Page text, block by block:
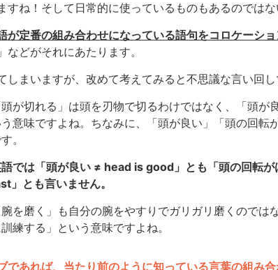
すね！そして日常的に使っているものもあるのではな
が定番の組み合わせになっている語句をコロケーショ
どがそれにあたります。
まいますが、改めて考えてみると不思議な言い回し
頭が切れる」は頭を刃物で切るわけではなく、「頭が
意味ですよね。ちなみに、「頭が良い」「頭の回転
。
では「頭が良い ≠ head is good」とも「頭の回転
」とも言いません。
腕を磨く」も自分の腕をやすりでガリガリ磨くのでは
練する」という意味ですよね。
であれば、当たり前のように知っている言葉の組み